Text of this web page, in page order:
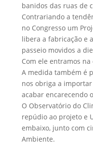
banidos das ruas de
Contrariando a
no Congresso um
libera a fabricação e
passeio movidos a
Com ele entramos
A medida também é
nos obriga a
acabar encarecendo
O Observatório do
repúdio ao projeto e
embaixo, junto com
Ambiente.